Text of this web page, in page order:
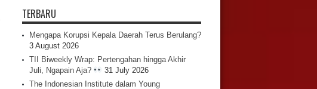
TERBARU
Mengapa Korupsi Kepala Daerah Terus Berulang?
3 August 2026
TII Biweekly Wrap: Pertengahan hingga Akhir
Juli, Ngapain Aja?
31 July 2026
The Indonesian Institute dalam Young